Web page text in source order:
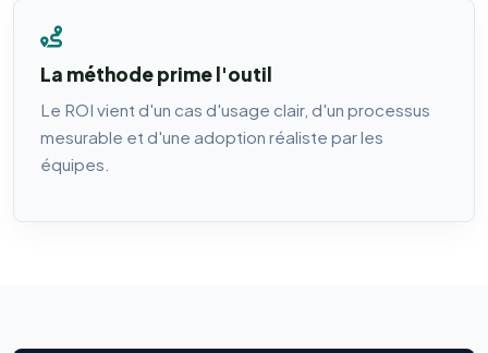
La méthode prime l'outil
Le ROI vient d'un cas d'usage clair, d'un processus
mesurable et d'une adoption réaliste par les
équipes.